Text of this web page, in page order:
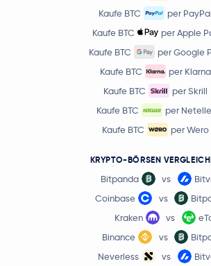
Kaufe BTC
per PayPal
Kaufe BTC
per Apple
Kaufe BTC
per Google
Kaufe BTC
per Klarna
Kaufe BTC
per Skrill
Kaufe BTC
per
Kaufe BTC
per Wero
KRYPTO-BÖRSEN
Bitpanda vs
Coinbase
vs
Kraken
vs
Binance
vs
Neverless
vs